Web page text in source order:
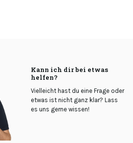
Kann ich dir bei etwas
helfen?
Vielleicht hast du eine Frage oder
etwas ist nicht ganz klar? Lass
es uns gerne wissen!